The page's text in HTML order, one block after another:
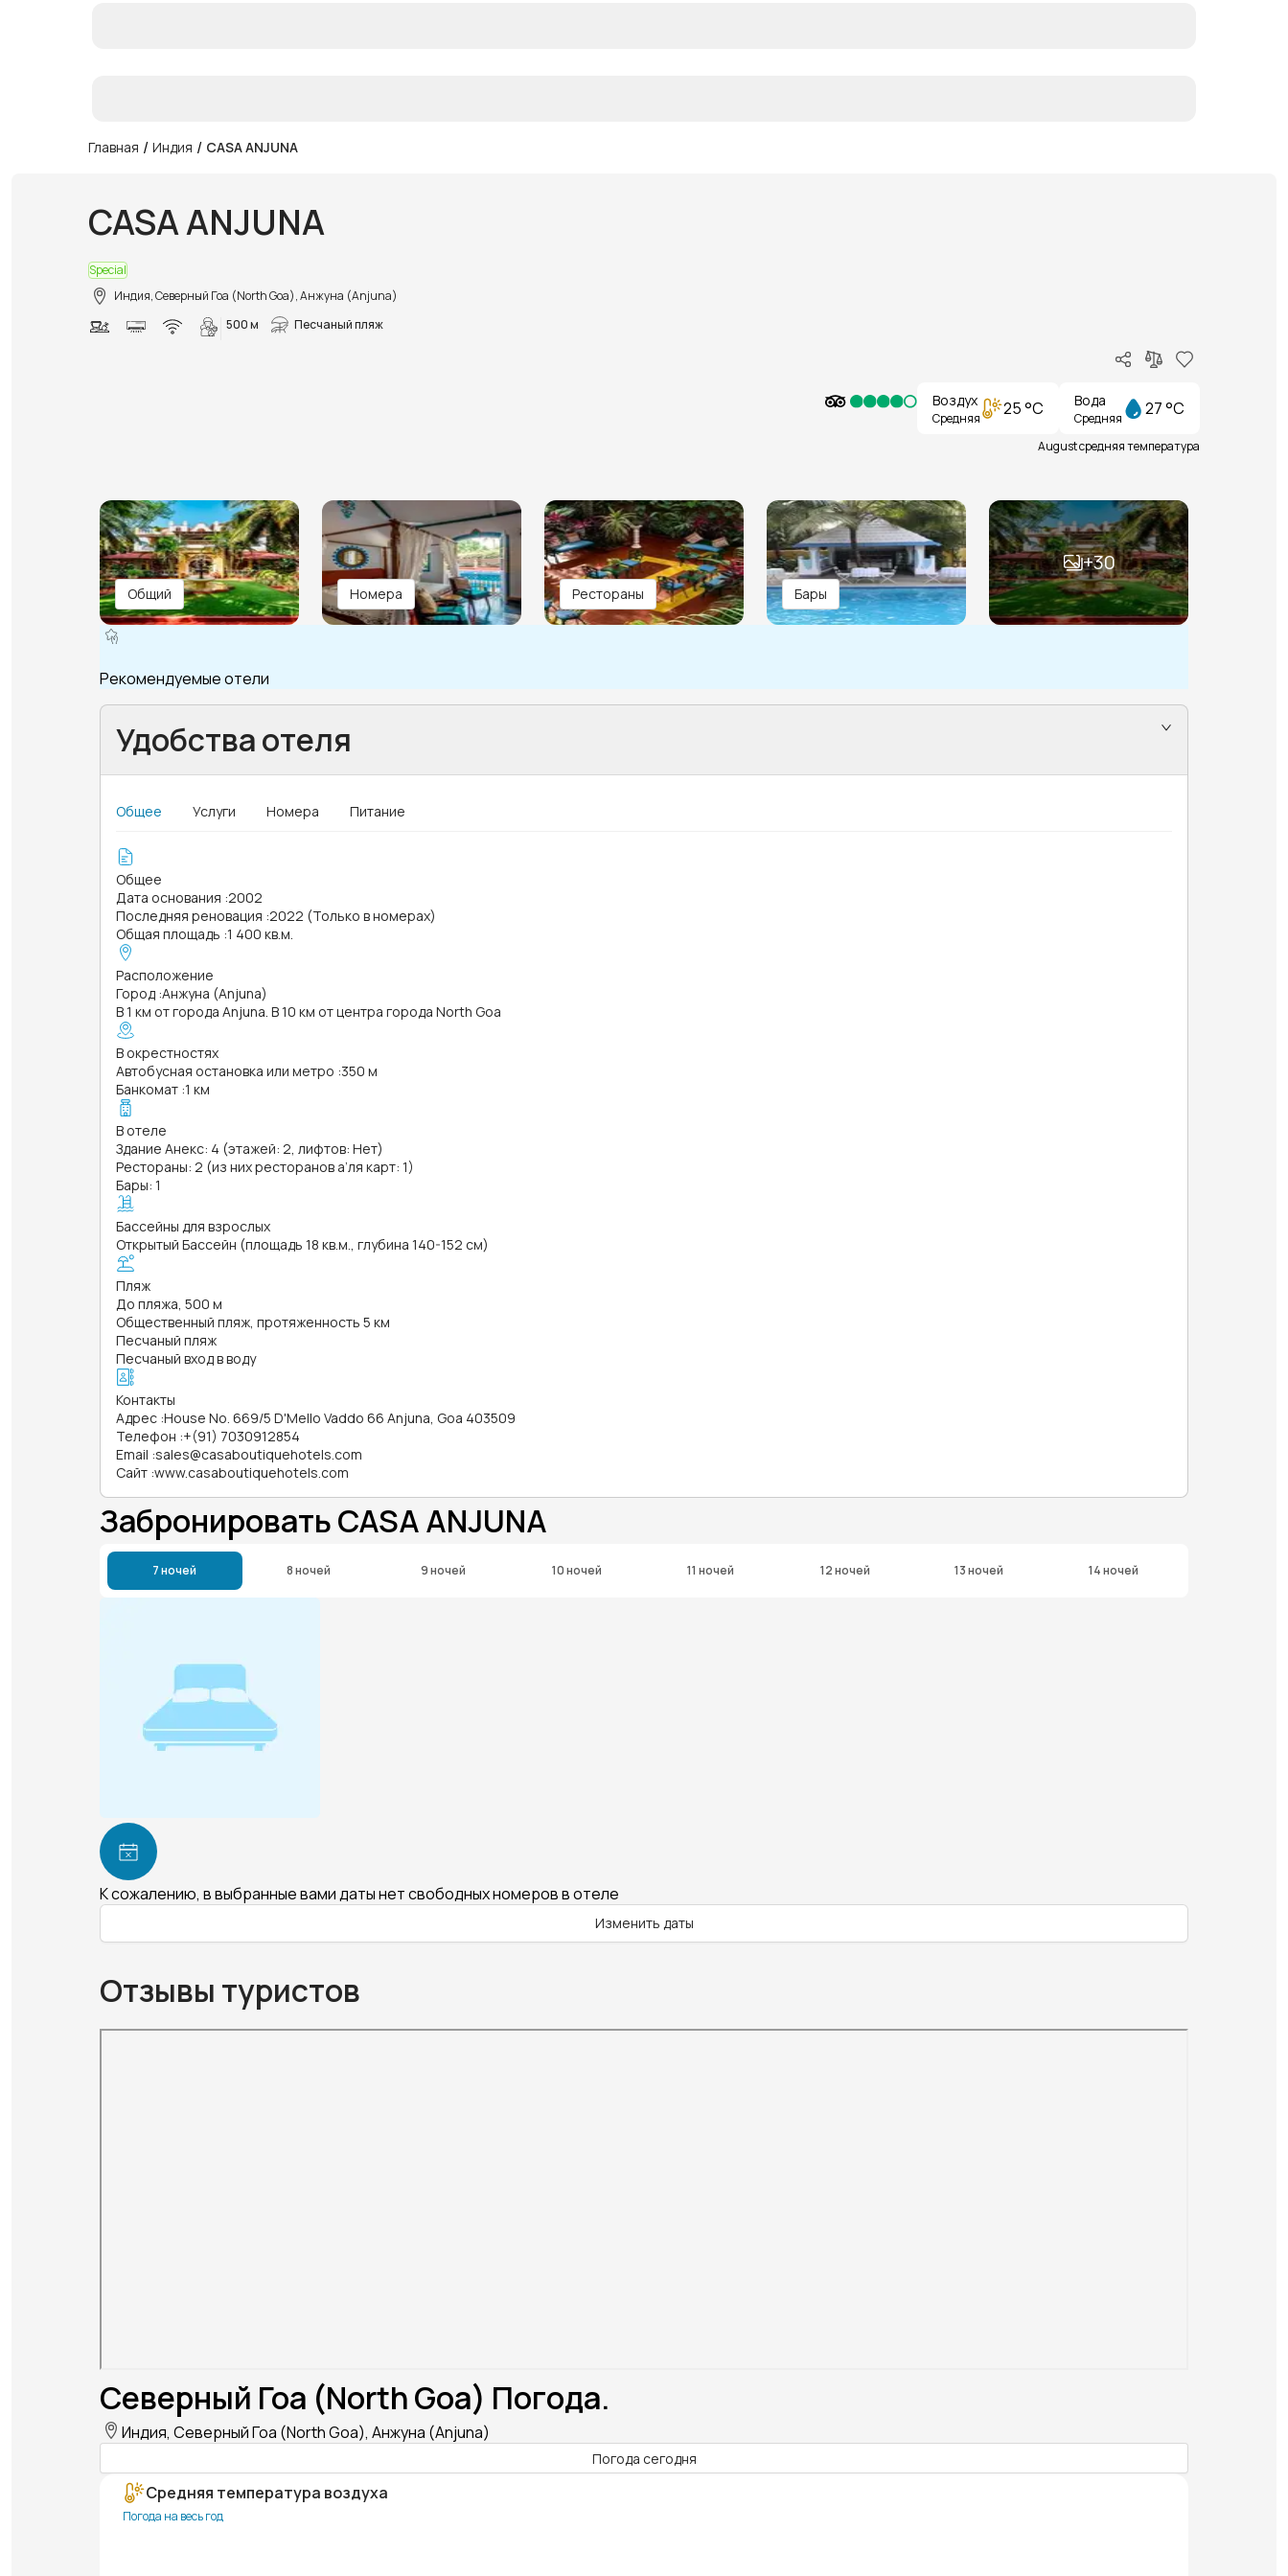
Главная / Индия / CASA ANJUNA
CASA ANJUNA
Special
Индия, Северный Гоа (North Goa), Анжуна (Anjuna)
500 м
Песчаный пляж
Воздух
Средняя 25 °C Вода
Средняя 27 °C
August средняя температура
Общий Номера Рестораны Бары
+30
Рекомендуемые отели
Удобства отеля
Общее Услуги Номера Питание
Общее
Дата основания :2002
Последняя реновация :2022 (Только в номерах)
Общая площадь :1 400 кв.м.
Расположение
Город :Анжуна (Anjuna)
В 1 км от города Anjuna. В 10 км от центра города North Goa
В окрестностях
Автобусная остановка или метро :350 м
Банкомат :1 км
В отеле
Здание Анекс: 4 (этажей: 2, лифтов: Нет)
Рестораны: 2 (из них ресторанов а’ля карт: 1)
Бары: 1
Бассейны для взрослых
Открытый Бассейн (площадь 18 кв.м., глубина 140-152 см)
Пляж
До пляжа, 500 м
Общественный пляж, протяженность 5 км
Песчаный пляж
Песчаный вход в воду
Контакты
Адрес :House No. 669/5 D'Mello Vaddo 66 Anjuna, Goa 403509
Телефон :+(91) 7030912854
Email :sales@casaboutiquehotels.com
Сайт :www.casaboutiquehotels.com
Забронировать CASA ANJUNA
7 ночей 8 ночей 9 ночей 10 ночей 11 ночей 12 ночей 13 ночей 14 ночей
К сожалению, в выбранные вами даты нет свободных номеров в отеле
Изменить даты
Отзывы туристов
Северный Гоа (North Goa) Погода.
Индия, Северный Гоа (North Goa), Анжуна (Anjuna)
Погода сегодня
Средняя температура воздуха
Погода на весь год